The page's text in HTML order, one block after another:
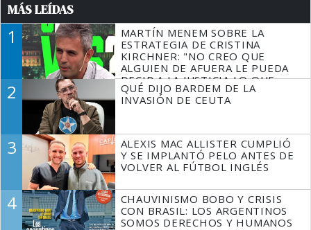
MÁS LEÍDAS
1
MARTÍN MENEM SOBRE LA
ESTRATEGIA DE CRISTINA
KIRCHNER: "NO CREO QUE
ALGUIEN DE AFUERA LE PUEDA
DECIR A LA JUSTICIA LO QUE
TIENE QUE HACER"
2
QUÉ DIJO BARDEM DE LA
INVASIÓN DE CEUTA
3
ALEXIS MAC ALLISTER CUMPLIÓ
Y SE IMPLANTÓ PELO ANTES DE
VOLVER AL FÚTBOL INGLÉS
4
CHAUVINISMO BOBO Y CRISIS
CON BRASIL: LOS ARGENTINOS
SOMOS DERECHOS Y HUMANOS